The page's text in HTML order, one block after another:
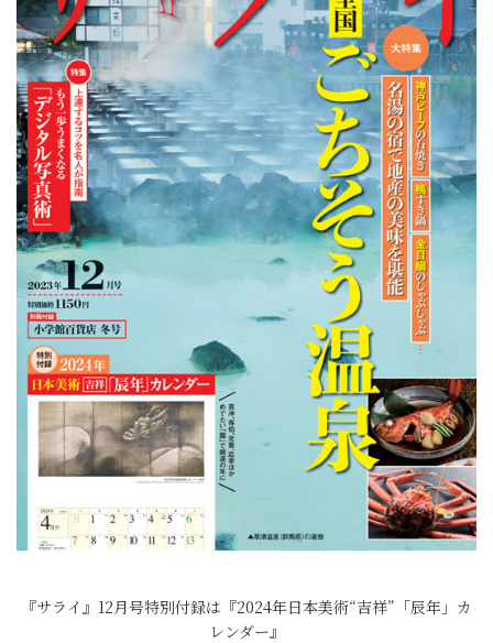
『サライ』12月号特別付録は『2024年日本美術“吉祥”「辰年」カ
レンダー』